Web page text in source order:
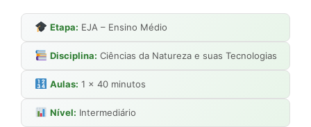
Etapa: EJA – Ensino Médio
Disciplina: Ciências da Natureza e suas Tecnologias
Aulas: 1 × 40 minutos
Nível: Intermediário